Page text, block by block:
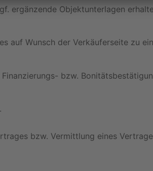
ergänzende Objektunterlagen
auf Wunsch der Verkäuferseite zu
bzw.
bzw. Vermittlung eines